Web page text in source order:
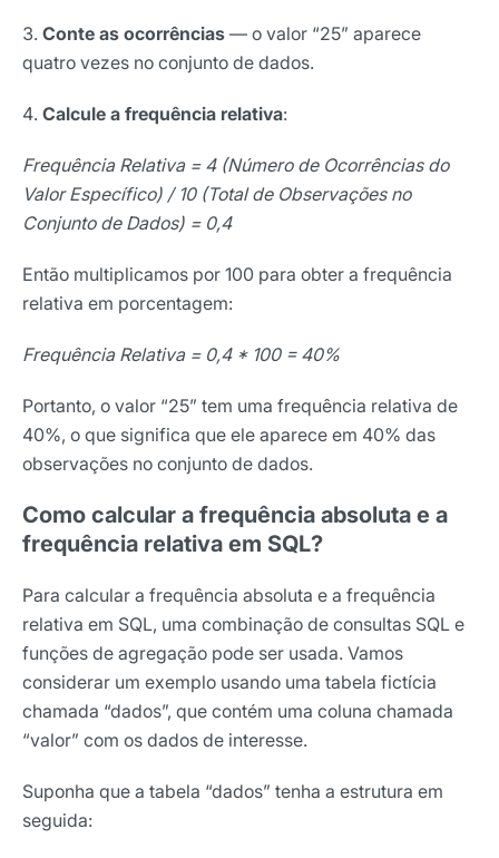
Conte as ocorrências — o valor “25” aparece
quatro vezes no conjunto de dados.
Calcule a frequência relativa:
Frequência Relativa = 4 (Número de Ocorrências do
Valor Específico) / 10 (Total de Observações no
Conjunto de Dados) = 0,4
Então multiplicamos por 100 para obter a frequência
relativa em porcentagem:
Frequência Relativa = 0,4 * 100 = 40%
Portanto, o valor “25” tem uma frequência relativa de
40%, o que significa que ele aparece em 40% das
observações no conjunto de dados.
Como calcular a frequência absoluta e a
frequência relativa em SQL?
Para calcular a frequência absoluta e a frequência
relativa em SQL, uma combinação de consultas SQL e
funções de agregação pode ser usada. Vamos
considerar um exemplo usando uma tabela fictícia
chamada “dados”, que contém uma coluna chamada
“valor” com os dados de interesse.
Suponha que a tabela “dados” tenha a estrutura em
seguida: